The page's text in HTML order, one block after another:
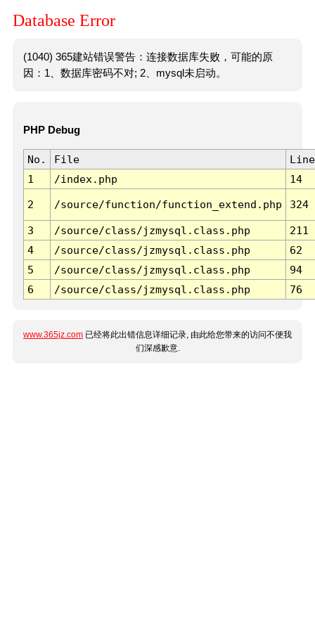
Database Error
(1040) 365建站错误警告：连接数据库失败，可能的原
因：1、数据库密码不对; 2、mysql未启动。
PHP Debug
No. File
Line
1
/index.php 14
2 /source/function/function_extend.php 324
3 /source/class/jzmysql.class.php
211
4
/source/class/jzmysql.class.php
62
5
/source/class/jzmysql.class.php
94
6
/source/class/jzmysql.class.php 76
www.365jz.com 已经将此出错信息详细记录, 由此给您带来的访问不便我
们深感歉意.